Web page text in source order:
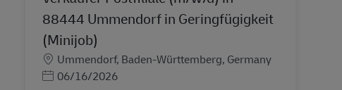
88444 Ummendorf in Geringfügigkeit
(Minijob)
勤務地
Ummendorf, Baden-Württemberg, Germany
Posted Date
06/16/2026